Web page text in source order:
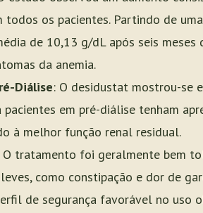
os pacientes. Partindo de
de 10,13 g/dL após seis
da anemia.
Diálise: O desidustat mostrou-se
em pré-diálise tenham
à melhor função renal residual.
O tratamento foi geralmente bem
como constipação e dor de
de segurança favorável no uso